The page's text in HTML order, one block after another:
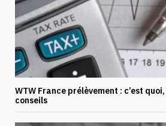
WTW France prélèvement : c’est
conseils